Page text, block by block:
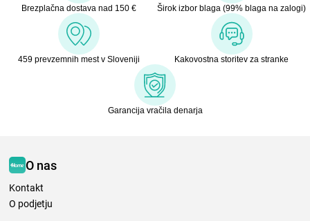
Brezplačna dostava nad 150 € Širok izbor blaga (99% blaga na zalogi)
459 prevzemnih mest v Sloveniji Kakovostna storitev za stranke
Garancija vračila denarja
O nas
Kontakt
O podjetju